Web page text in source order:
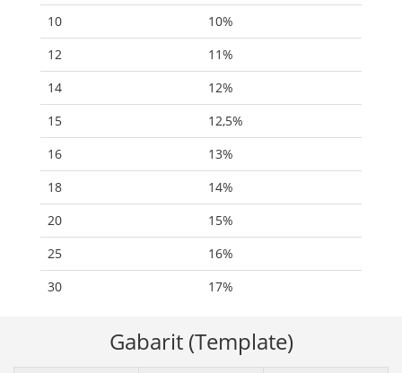
10
10%
12
11%
14
12%
15
12,5%
16
13%
18
14%
20
15%
25
16%
30
17%
Gabarit (Template)